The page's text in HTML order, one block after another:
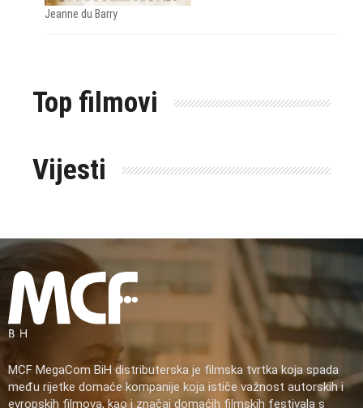
Jeanne du Barry
Top filmovi
Vijesti
MCF MegaCom BiH distributerska je filmska tvrtka koja spada
među rijetke domaće kompanije koja ističe važnost autorskih i
evropskih filmova, kao i značaj domaćih filmskih festivala s